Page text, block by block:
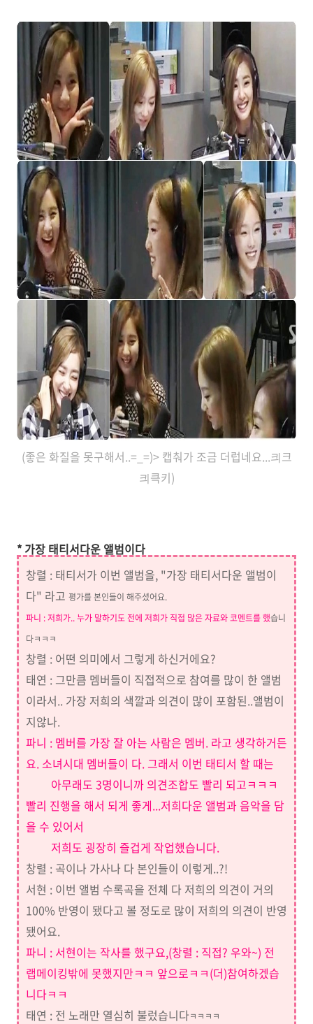
(좋은 화질을 못구해서..=_=)> 캡춰가 조금 더럽네요...킈크
킈큭키)
* 가장 태티서다운 앨범이다
창렬 : 태티서가 이번 앨범을, "가장 태티서다운 앨범이
다" 라고 평가를본인들이 해주셨어요.
파니 : 저희가.. 누가 말하기도 전에 저희가 직접 많은 자료와 코멘트를 했습니
다ㅋㅋㅋ
창렬 : 어떤 의미에서 그렇게 하신거에요?
태연 : 그만큼 멤버들이 직접적으로 참여를 많이 한 앨범
이라서.. 가장 저희의 색깔과 의견이 많이 포함된..앨범이
지않나.
파니 : 멤버를 가장 잘 아는 사람은 멤버. 라고 생각하거든
요. 소녀시대 멤버들이 다. 그래서 이번 태티서 할 때는
아무래도 3명이니까 의견조합도 빨리 되고ㅋㅋㅋ
빨리 진행을 해서 되게 좋게...저희다운 앨범과 음악을 담
을 수 있어서
저희도 굉장히 즐겁게 작업했습니다.
창렬 : 곡이나 가사나 다 본인들이 이렇게..?!
서현 : 이번 앨범 수록곡을 전체 다 저희의 의견이 거의
100% 반영이 됐다고 볼 정도로 많이 저희의 의견이 반영
됐어요.
파니 : 서현이는 작사를 했구요,(창렬 : 직접? 우와~) 전
랩메이킹밖에 못했지만ㅋㅋ 앞으로ㅋㅋ(더)참여하겠습
니다ㅋㅋ
태연 : 전 노래만 열심히 불렀습니다ㅋㅋㅋㅋ